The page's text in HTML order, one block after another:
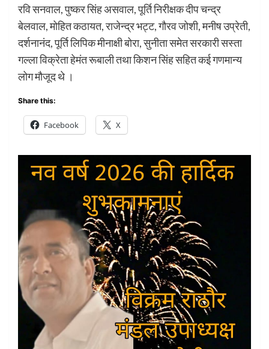
रवि सनवाल, पुष्कर सिंह असवाल, पूर्ति निरीक्षक दीप चन्द्र
बेलवाल, मोहित कठायत, राजेन्द्र भट्ट, गौरव जोशी, मनीष उप्रेती,
दर्शनानंद, पूर्ति लिपिक मीनाक्षी बोरा, सुनीता समेत सरकारी सस्ता
गल्ला विक्रेता हेमंत रूबाली तथा किशन सिंह सहित कई गणमान्य
लोग मौजूद थे ।
Share this:
Facebook X